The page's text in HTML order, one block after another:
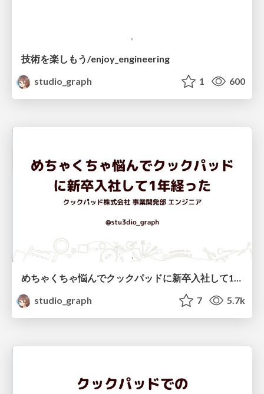
技術を楽しもう/enjoy_engineering
studio_graph
1 600
めちゃくちゃ悩んでクックパッドに新卒入社して1年経った/newgrads_event2020
studio_graph
7 5.7k